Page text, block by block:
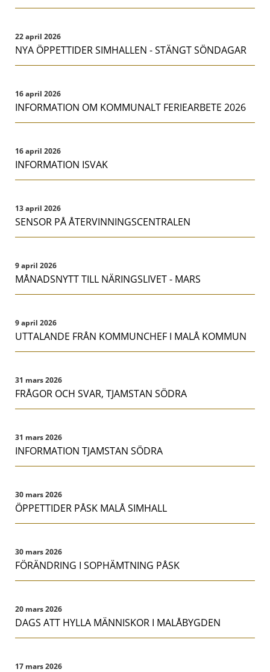
22 april 2026
NYA ÖPPETTIDER SIMHALLEN - STÄNGT SÖNDAGAR
16 april 2026
INFORMATION OM KOMMUNALT FERIEARBETE 2026
16 april 2026
INFORMATION ISVAK
13 april 2026
SENSOR PÅ ÅTERVINNINGSCENTRALEN
9 april 2026
MÅNADSNYTT TILL NÄRINGSLIVET - MARS
9 april 2026
UTTALANDE FRÅN KOMMUNCHEF I MALÅ KOMMUN
31 mars 2026
FRÅGOR OCH SVAR, TJAMSTAN SÖDRA
31 mars 2026
INFORMATION TJAMSTAN SÖDRA
30 mars 2026
ÖPPETTIDER PÅSK MALÅ SIMHALL
30 mars 2026
FÖRÄNDRING I SOPHÄMTNING PÅSK
20 mars 2026
DAGS ATT HYLLA MÄNNISKOR I MALÅBYGDEN
17 mars 2026